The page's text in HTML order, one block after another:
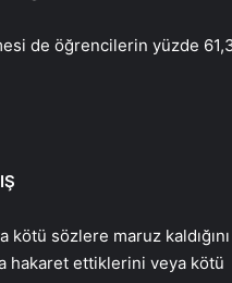
de öğrencilerin yüzde
kötü sözlere maruz
hakaret ettiklerini veya kötü